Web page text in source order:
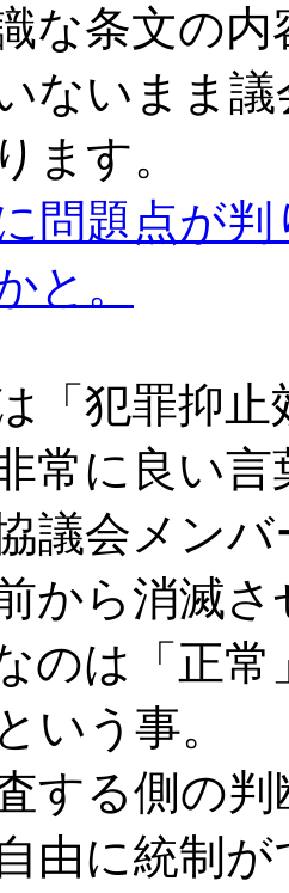
な条文の
ないまま
ます。
問題点が
と。
「犯罪抑
常に良い
議会メン
から消滅
のは「正
いう事。
する側の
由に統制